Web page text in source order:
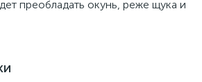
преобладать окунь, реже щука и